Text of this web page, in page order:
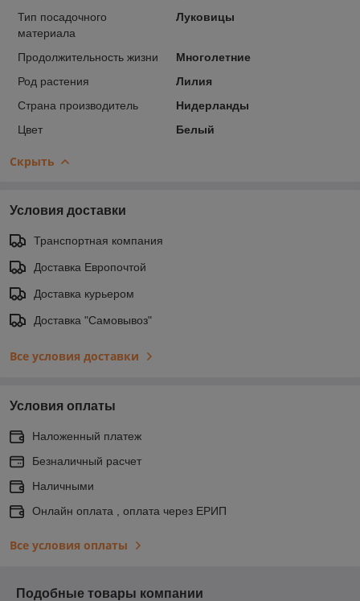
Тип посадочного
материала
Луковицы
Продолжительность жизни
Многолетние
Род растения
Лилия
Страна производитель
Нидерланды
Цвет
Белый
Скрыть
Условия доставки
Транспортная компания
Доставка Европочтой
Доставка курьером
Доставка "Самовывоз"
Все условия доставки
Условия оплаты
Наложенный платеж
Безналичный расчет
Наличными
Онлайн оплата , оплата через ЕРИП
Все условия оплаты
Подобные товары компании